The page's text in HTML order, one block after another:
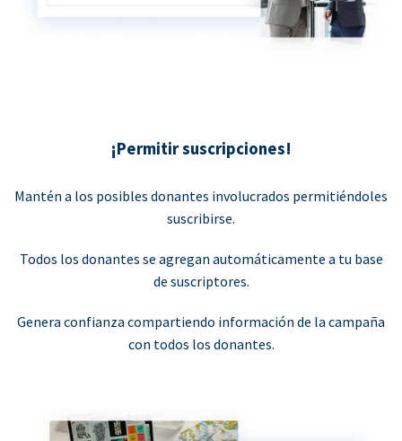
¡Permitir suscripciones!
Mantén a los posibles donantes involucrados permitiéndoles
suscribirse.
Todos los donantes se agregan automáticamente a tu base
de suscriptores.
Genera confianza compartiendo información de la campaña
con todos los donantes.